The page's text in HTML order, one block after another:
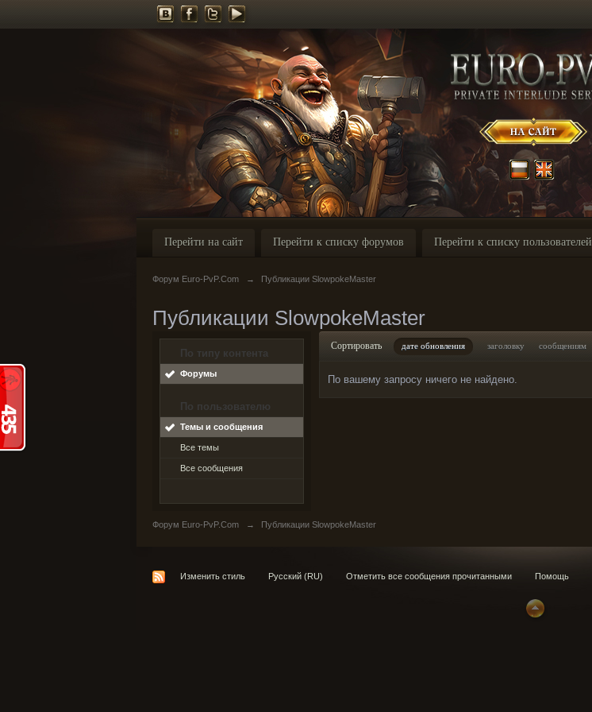
Перейти на сайт Перейти к списку форумов Перейти к списку пользователей
Форум Euro-PvP.Com → Публикации SlowpokeMaster
Публикации SlowpokeMaster
По типу контента
Форумы
По пользователю
Темы и сообщения
Все темы
Все сообщения
Сортировать дате обновления заголовку сообщениям
По вашему запросу ничего не найдено.
Форум Euro-PvP.Com → Публикации SlowpokeMaster
Изменить стиль Русский (RU) Отметить все сообщения прочитанными Помощь